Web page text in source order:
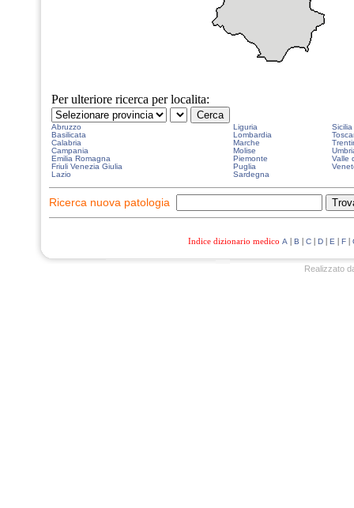
Per ulteriore ricerca per localita:
Abruzzo Liguria
Sicilia
Basilicata
Lombardia
Calabria
Marche
Campania
Molise
Emilia Romagna
Piemonte
Valle
Friuli Venezia Giulia
Puglia
Lazio
Sardegna
Ricerca nuova patologia
Indice dizionario medico A | B | C | D | E | F |
Realizzato